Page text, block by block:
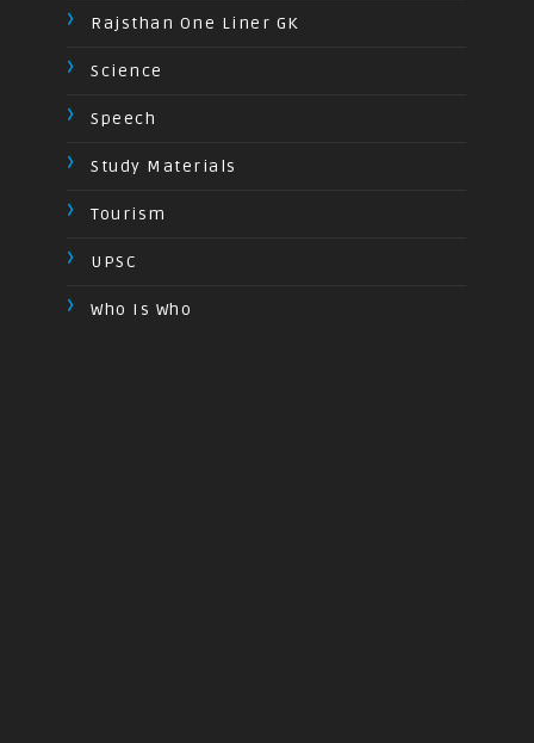
Rajsthan One Liner GK
Science
Speech
Study Materials
Tourism
UPSC
Who Is Who